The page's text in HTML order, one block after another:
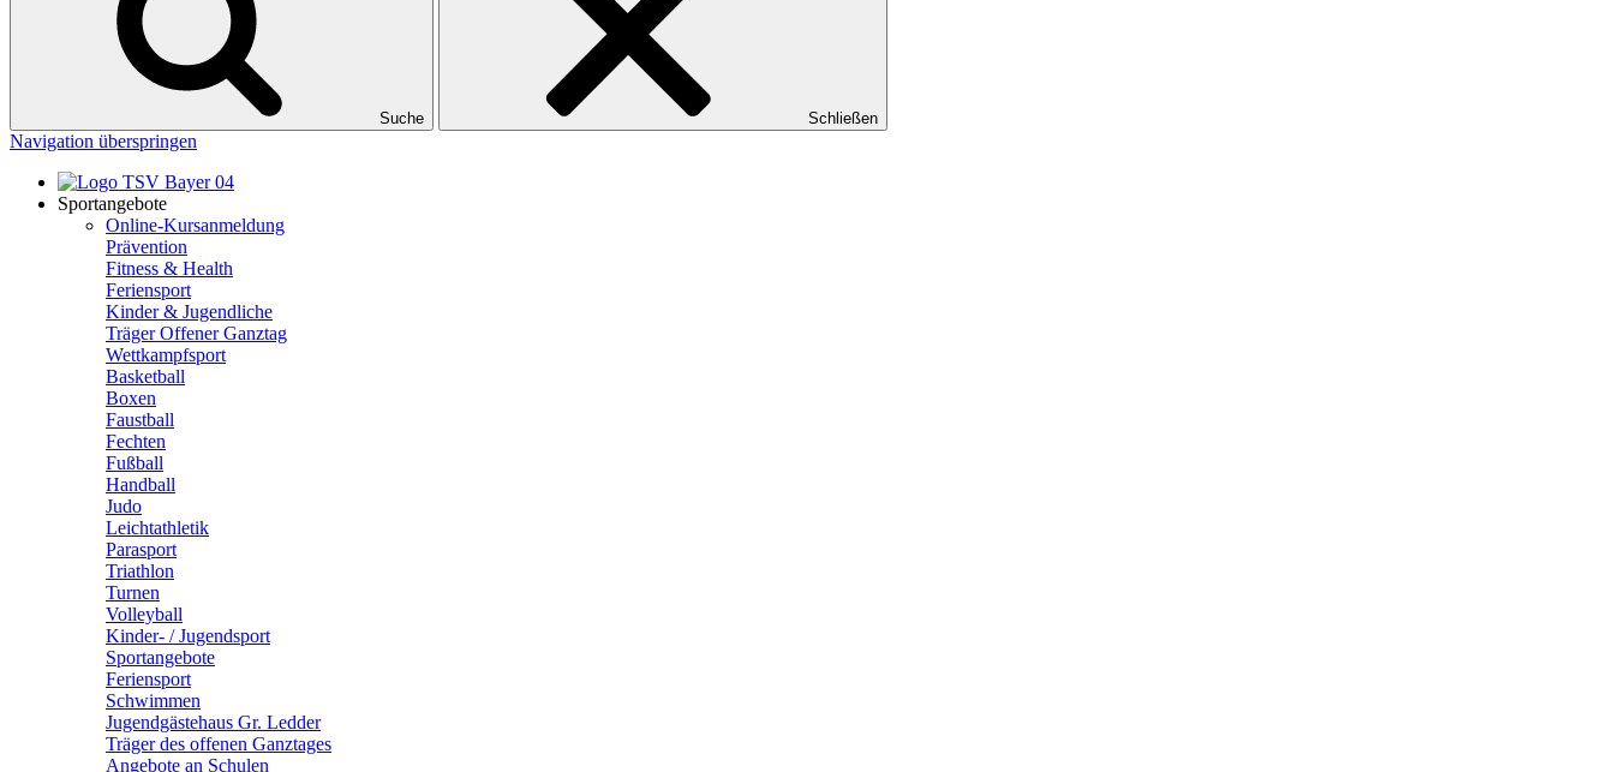
Suche Schließen
Navigation überspringen
Sportangebote
Online-Kursanmeldung
Prävention
Fitness & Health
Feriensport
Kinder & Jugendliche
Träger Offener Ganztag
Wettkampfsport
Basketball
Boxen
Faustball
Fechten
Fußball
Handball
Judo
Leichtathletik
Parasport
Triathlon
Turnen
Volleyball
Kinder- / Jugendsport
Sportangebote
Feriensport
Schwimmen
Jugendgästehaus Gr. Ledder
Träger des offenen Ganztages
Angebote an Schulen